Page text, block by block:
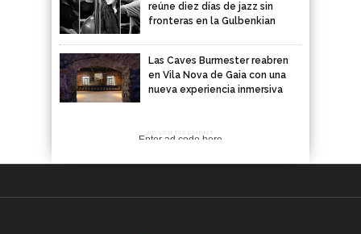
reúne diez días de jazz sin
fronteras en la Gulbenkian
Las Caves Burmester reabren
en Vila Nova de Gaia con una
nueva experiencia inmersiva
ADVERTISEMENT
Enter ad code here